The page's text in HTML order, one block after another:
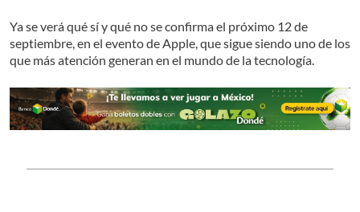
Ya se verá qué sí y qué no se confirma el próximo 12 de
septiembre, en el evento de Apple, que sigue siendo uno de los
que más atención generan en el mundo de la tecnología.